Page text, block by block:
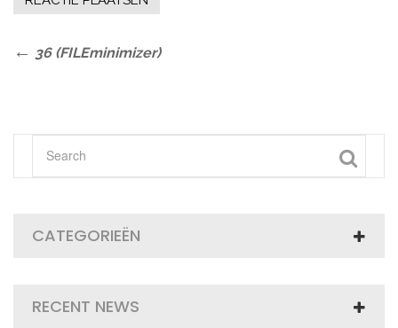
Bericht
Previous
36 (FILEminimizer)
CATEGORIEËN
RECENT NEWS